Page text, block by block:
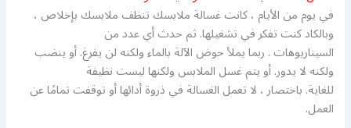
في يوم من الأيام ، كانت غسالة ملابسك تنظف ملابسك بإخلاص ،
وبالكاد كنت تفكر في تشغيلها. ثم حدث أي عدد من
السيناريوهات . ربما يملأ حوض الآلة بالماء ولكنه لن يفرغ. أو ينضب
ولكنه لا يدور. أو يتم غسل الملابس ولكنها ليست نظيفة
للغاية. باختصار ، لا تعمل الغسالة في ذروة أدائها أو توقفت تمامًا عن
العمل.